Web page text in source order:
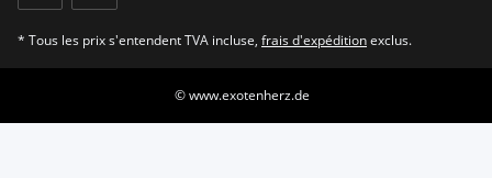
* Tous les prix s'entendent TVA incluse, frais d'expéditionexclus.
© www.exotenherz.de